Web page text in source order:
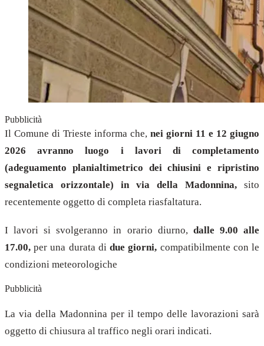
Pubblicità
Il Comune di Trieste informa che, nei giorni 11 e 12 giugno
2026 avranno luogo i lavori di completamento
(adeguamento planialtimetrico dei chiusini e ripristino
segnaletica orizzontale) in via della Madonnina, sito
recentemente oggetto di completa riasfaltatura.
I lavori si svolgeranno in orario diurno, dalle 9.00 alle
17.00, per una durata didue giorni, compatibilmente con le
condizioni meteorologiche
Pubblicità
La via della Madonnina per il tempo delle lavorazioni sarà
oggetto di chiusura al traffico negli orari indicati.